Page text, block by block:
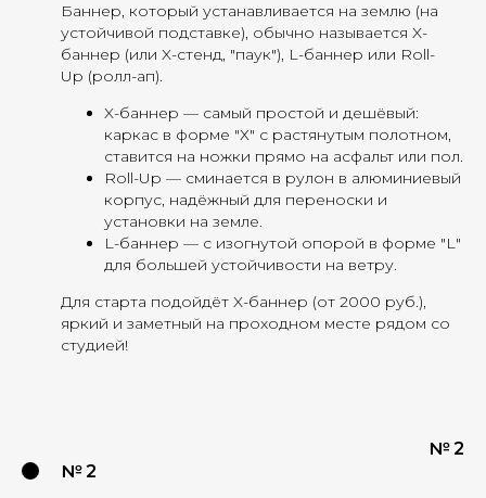
Баннер, который устанавливается на землю (на
устойчивой подставке), обычно называется X-
баннер (или X-стенд, "паук"), L-баннер или Roll-
Up (ролл-ап).
X-баннер — самый простой и дешёвый:
каркас в форме "Х" с растянутым полотном,
ставится на ножки прямо на асфальт или пол.
Roll-Up — сминается в рулон в алюминиевый
корпус, надёжный для переноски и
установки на земле.​
L-баннер — с изогнутой опорой в форме "L"
для большей устойчивости на ветру.
Для старта подойдёт X-баннер (от 2000 руб.),
яркий и заметный на проходном месте рядом со
студией!
№ 2
№ 2